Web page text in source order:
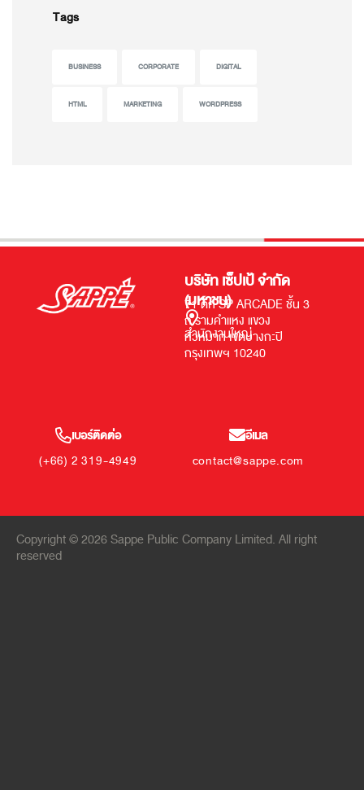
Tags
BUSINESS CORPORATE DIGITAL
HTML MARKETING WORDPRESS
บริษัท เซ็ปเป้ จำกัด
(มหาชน)
สำนักงานใหญ่
71 ตึก SP ARCADE ชั้น 3
ถ.รามคำแหง แขวง
หัวหมาก เขตบางกะปิ
กรุงเทพฯ 10240
เบอร์ติดต่อ
(+66) 2 319-4949
อีเมล
contact@sappe.com
Copyright © 2026 Sappe Public Company Limited. All right
reserved